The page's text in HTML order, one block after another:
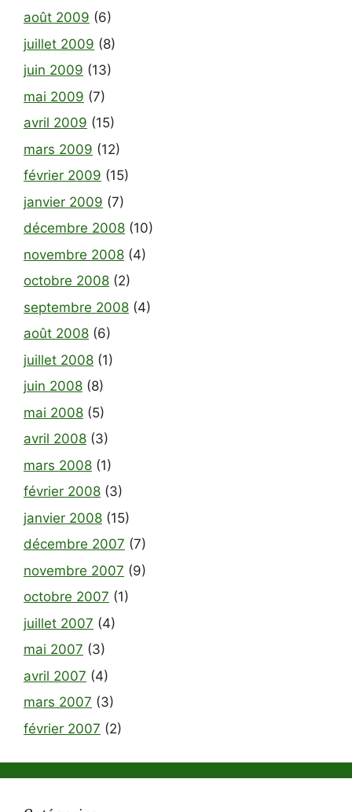
août 2009 (6)
juillet 2009 (8)
juin 2009 (13)
mai 2009 (7)
avril 2009 (15)
mars 2009 (12)
février 2009 (15)
janvier 2009 (7)
décembre 2008 (10)
novembre 2008 (4)
octobre 2008 (2)
septembre 2008 (4)
août 2008 (6)
juillet 2008 (1)
juin 2008 (8)
mai 2008 (5)
avril 2008 (3)
mars 2008 (1)
février 2008 (3)
janvier 2008 (15)
décembre 2007 (7)
novembre 2007 (9)
octobre 2007 (1)
juillet 2007 (4)
mai 2007 (3)
avril 2007 (4)
mars 2007 (3)
février 2007 (2)